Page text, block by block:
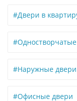
#Двери в
#Наружные двери
#Офисные двери